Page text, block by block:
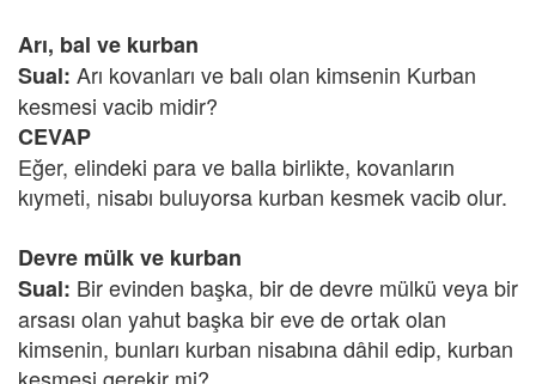
Arı, bal ve kurban
Sual: Arı kovanları ve balı olan kimsenin Kurban
kesmesi vacib midir?
CEVAP
Eğer, elindeki para ve balla birlikte, kovanların
kıymeti, nisabı buluyorsa kurban kesmek vacib olur.
Devre mülk ve kurban
Sual: Bir evinden başka, bir de devre mülkü veya bir
arsası olan yahut başka bir eve de ortak olan
kimsenin, bunları kurban nisabına dâhil edip, kurban